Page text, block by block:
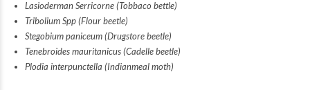
Lasioderman Serricorne (Tobbaco bettle)
Tribolium Spp (Flour beetle)
Stegobium paniceum (Drugstore beetle)
Tenebroides mauritanicus (Cadelle beetle)
Plodia interpunctella (Indianmeal moth)